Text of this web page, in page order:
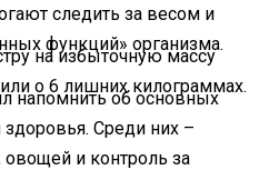
следить за весом и
функций» организма.
на избыточную массу
о 6 лишних килограммах.
напомнить об основных
Среди них –
овощей и контроль за